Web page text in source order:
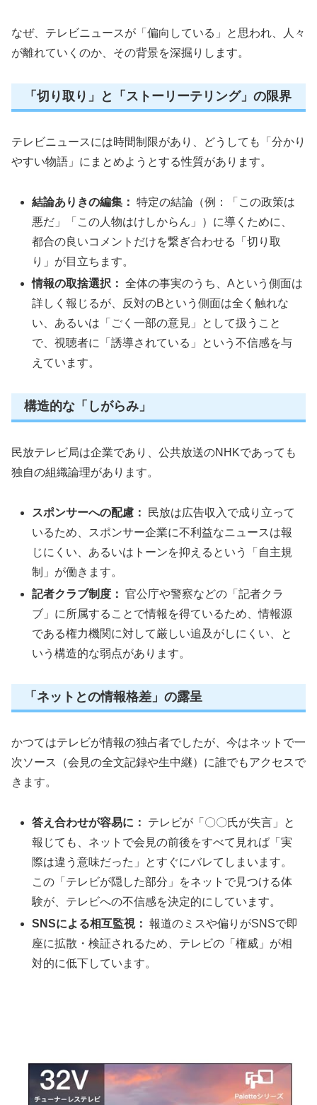
なぜ、テレビニュースが「偏向している」と思われ、人々
が離れていくのか、その背景を深掘りします。
「切り取り」と「ストーリーテリング」の限界
テレビニュースには時間制限があり、どうしても「分かり
やすい物語」にまとめようとする性質があります。
結論ありきの編集： 特定の結論（例：「この政策は
悪だ」「この人物はけしからん」）に導くために、
都合の良いコメントだけを繋ぎ合わせる「切り取
り」が目立ちます。
情報の取捨選択： 全体の事実のうち、Aという側面は
詳しく報じるが、反対のBという側面は全く触れな
い、あるいは「ごく一部の意見」として扱うこと
で、視聴者に「誘導されている」という不信感を与
えています。
構造的な「しがらみ」
民放テレビ局は企業であり、公共放送のNHKであっても
独自の組織論理があります。
スポンサーへの配慮：
民放は広告収入で成り立って
いるため、スポンサー企業に不利益なニュースは報
じにくい、あるいはトーンを抑えるという「自主規
制」が働きます。
記者クラブ制度： 官公庁や警察などの「記者クラ
ブ」に所属することで情報を得ているため、情報源
である権力機関に対して厳しい追及がしにくい、と
いう構造的な弱点があります。
「ネットとの情報格差」の露呈
かつてはテレビが情報の独占者でしたが、今はネットで一
次ソース（会見の全文記録や生中継）に誰でもアクセスで
きます。
答え合わせが容易に：
テレビが「〇〇氏が失言」と
報じても、ネットで会見の前後をすべて見れば「実
際は違う意味だった」とすぐにバレてしまいます。
この「テレビが隠した部分」をネットで見つける体
験が、テレビへの不信感を決定的にしています。
SNSによる相互監視： 報道のミスや偏りがSNSで即
座に拡散・検証されるため、テレビの「権威」が相
対的に低下しています。